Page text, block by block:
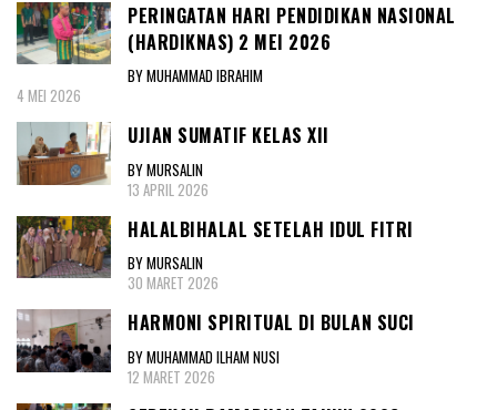
PERINGATAN HARI PENDIDIKAN NASIONAL
(HARDIKNAS) 2 MEI 2026
BY MUHAMMAD IBRAHIM
4 MEI 2026
UJIAN SUMATIF KELAS XII
BY MURSALIN
13 APRIL 2026
HALALBIHALAL SETELAH IDUL FITRI
BY MURSALIN
30 MARET 2026
HARMONI SPIRITUAL DI BULAN SUCI
BY MUHAMMAD ILHAM NUSI
12 MARET 2026